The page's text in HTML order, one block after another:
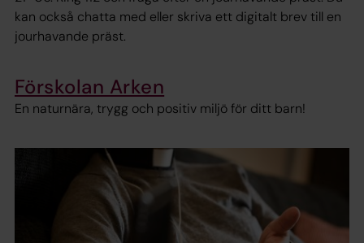
kan också chatta med eller skriva ett digitalt brev till en
jourhavande präst.
Förskolan Arken
En naturnära, trygg och positiv miljö för ditt barn!